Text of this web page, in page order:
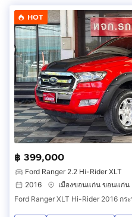
HOT
฿ 399,000
Ford Ranger 2.2 Hi-Rider XLT
2016
เมืองขอนแก่น ขอนแก่น